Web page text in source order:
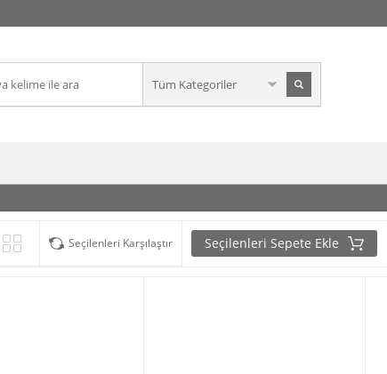
Seçilenleri Karşılaştır Seçilenleri Sepete Ekle